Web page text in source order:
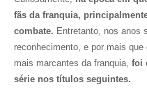
fãs da franquia,
combate. Entretanto, nos anos
reconhecimento, e por mais
mais marcantes da franquia, foi
série nos títulos seguintes.